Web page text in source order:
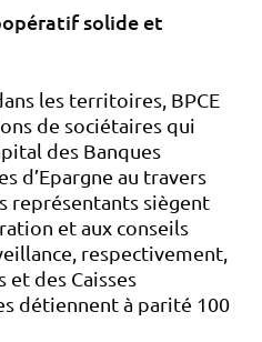
solide et
les territoires, BPCE
de sociétaires qui
des Banques
d’Epargne au travers
représentants siègent
et aux conseils
respectivement,
et des Caisses
détiennent à parité 100